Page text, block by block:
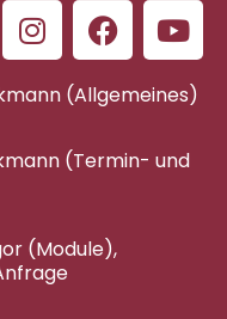
(Allgemeines)
(Termin- und
(Module),